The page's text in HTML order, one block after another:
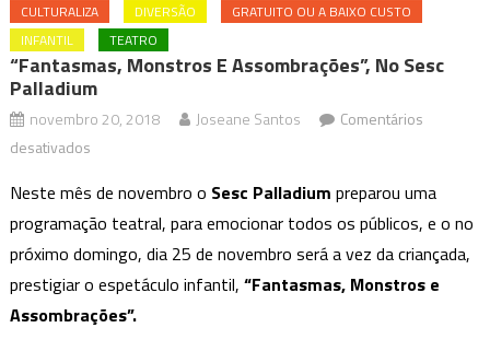
CULTURALIZA DIVERSÃO
GRATUITO OU A BAIXO CUSTO
INFANTIL
TEATRO
“Fantasmas, Monstros E Assombrações”, No Sesc
Palladium
novembro 20, 2018 Joseane Santos
Comentários
desativadosem
Monstros
e
Assombrações”,
no
Sesc
Neste mês de novembro o Sesc Palladium preparou uma
programação teatral, para emocionar todos os públicos, e o no
próximo domingo, dia 25 de novembro será a vez da criançada,
prestigiar o espetáculo infantil, “Fantasmas, Monstros e
Assombrações”.